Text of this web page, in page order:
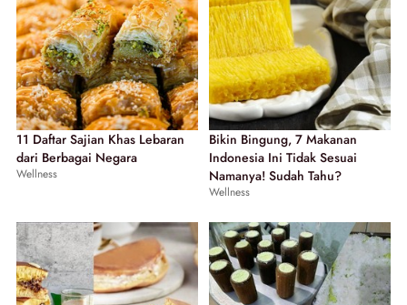
11 Daftar Sajian Khas Lebaran
dari Berbagai Negara
Wellness
Bikin Bingung, 7 Makanan
Indonesia Ini Tidak Sesuai
Namanya! Sudah Tahu?
Wellness